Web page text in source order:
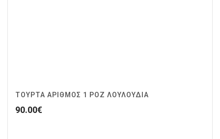
ΤΟΥΡΤΑ ΑΡΙΘΜΟΣ 1 ΡΟΖ ΛΟΥΛΟΥΔΙΑ
90.00€